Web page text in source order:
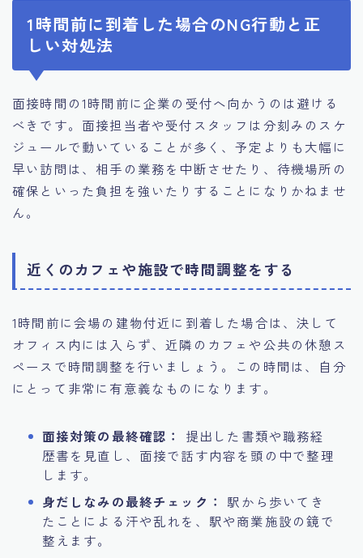
1時間前に到着した場合のNG行動と正
しい対処法
面接時間の1時間前に企業の受付へ向かうのは避ける
べきです。面接担当者や受付スタッフは分刻みのスケ
ジュールで動いていることが多く、予定よりも大幅に
早い訪問は、相手の業務を中断させたり、待機場所の
確保といった負担を強いたりすることになりかねませ
ん。
近くのカフェや施設で時間調整をする
1時間前に会場の建物付近に到着した場合は、決して
オフィス内には入らず、近隣のカフェや公共の休憩ス
ペースで時間調整を行いましょう。この時間は、自分
にとって非常に有意義なものになります。
面接対策の最終確認：
提出した書類や職務経
歴書を見直し、面接で話す内容を頭の中で整理
します。
身だしなみの最終チェック：
駅から歩いてき
たことによる汗や乱れを、駅や商業施設の鏡で
整えます。